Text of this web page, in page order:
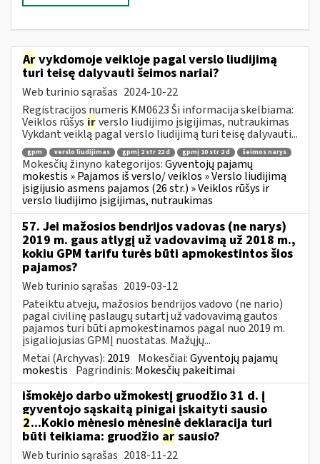
Ar vykdomoje veikloje pagal verslo liudijimą
turi teisę dalyvauti šeimos nariai?
Web turinio sąrašas 2024-10-22
Registracijos numeris KM0623 Ši informacija skelbiama:
Veiklos rūšys irverslo liudijimo įsigijimas, nutraukimas
Vykdant veiklą pagal verslo liudijimą turi teisę dalyvauti...
gpm verslo liudijimas gpmį 2 str 22 d gpmį 10 str 2 d šeimos narys
Mokesčių žinyno kategorijos:Gyventojų pajamų
mokestis » Pajamos iš verslo/ veiklos » Verslo liudijimą
įsigijusio asmens pajamos (26 str.) » Veiklos rūšys ir
verslo liudijimo įsigijimas, nutraukimas
57. Jei mažosios bendrijos vadovas (ne narys)
2019 m. gaus atlygį už vadovavimą už 2018 m.,
kokiu GPM tarifu turės būti apmokestintos šios
pajamos?
Web turinio sąrašas 2019-03-12
Pateiktu atveju, mažosios bendrijos vadovo (ne nario)
pagal civilinę paslaugų sutartį už vadovavimą gautos
pajamos turi būti apmokestinamos pagal nuo 2019 m.
įsigaliojusias GPMĮ nuostatas. Mažųjų...
Metai (Archyvas): 2019 Mokesčiai:Gyventojų pajamų
mokestis Pagrindinis: Mokesčių pakeitimai
išmokėjo darbo užmokestį gruodžio 31 d. į
gyventojo sąskaitą pinigai įskaityti sausio
2...Kokio mėnesio mėnesinė deklaracija turi
būti teikiama: gruodžio ar sausio?
Web turinio sąrašas 2018-11-22